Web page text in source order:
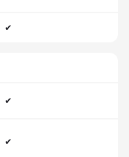
✔
✔
✔